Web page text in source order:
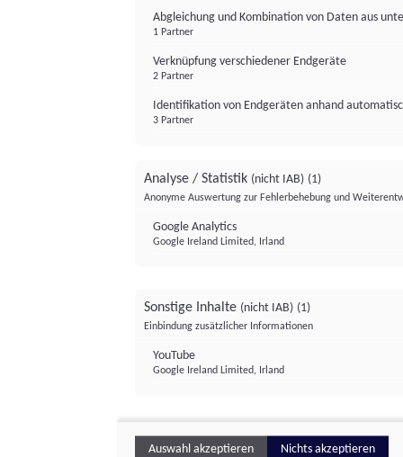
Abgleichung und Kombination von Daten aus
1 Partner
Verknüpfung verschiedener Endgeräte
2 Partner
Identifikation von Endgeräten anhand
3 Partner
Analyse / Statistik (nicht IAB) (1)
Anonyme Auswertung zur Fehlerbehebung und
Google Analytics
Google Ireland Limited, Irland
Sonstige Inhalte (nicht IAB) (1)
Einbindung zusätzlicher Informationen
YouTube
Google Ireland Limited, Irland
Auswahl akzeptieren Nichts akzeptieren